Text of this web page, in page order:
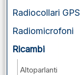
Radiocollari GPS
Radiomicrofoni
Ricambi
Altoparlanti